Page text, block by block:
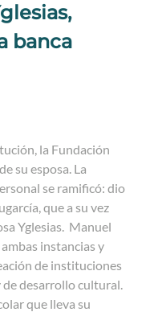
banca
la Fundación
su esposa. La
se ramificó: dio
que a su vez
Yglesias. Manuel
instancias y
de instituciones
de desarrollo cultural.
que lleva su